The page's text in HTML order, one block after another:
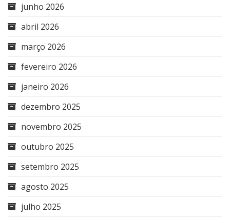
junho 2026
abril 2026
março 2026
fevereiro 2026
janeiro 2026
dezembro 2025
novembro 2025
outubro 2025
setembro 2025
agosto 2025
julho 2025